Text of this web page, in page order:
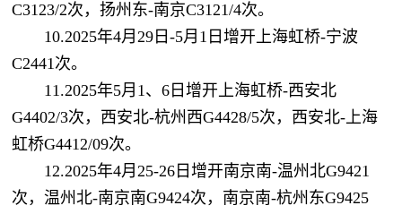
C3123/2次，扬州东-南京C3121/4次。
10.2025年4月29日-5月1日增开上海虹桥-宁波
C2441次。
11.2025年5月1、6日增开上海虹桥-西安北
G4402/3次，西安北-杭州西G4428/5次，西安北-上海
虹桥G4412/09次。
12.2025年4月25-26日增开南京南-温州北G9421
次，温州北-南京南G9424次，南京南-杭州东G9425